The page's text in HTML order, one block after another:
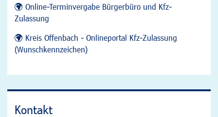
Online-Terminvergabe Bürgerbüro und Kfz-
Zulassung
Kreis Offenbach - Onlineportal Kfz-Zulassung
(Wunschkennzeichen)
Kontakt